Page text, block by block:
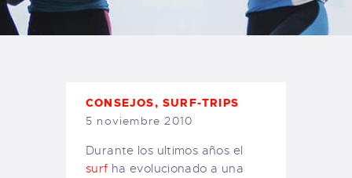
TIENDA FAMILY SURFERS
WEBCAM SALINAS
CONSEJOS,SURF-TRIPS
5 noviembre 2010
Durante los ultimos años el
surf ha evolucionado a una